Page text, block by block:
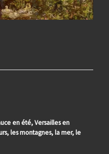
en été, Versailles en
les montagnes, la mer, le